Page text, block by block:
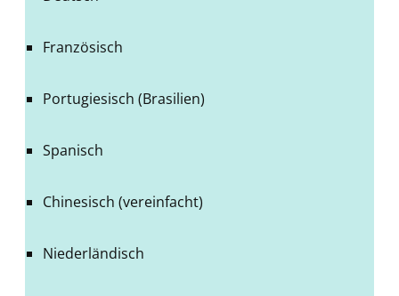
Französisch
Portugiesisch (Brasilien)
Spanisch
Chinesisch (vereinfacht)
Niederländisch